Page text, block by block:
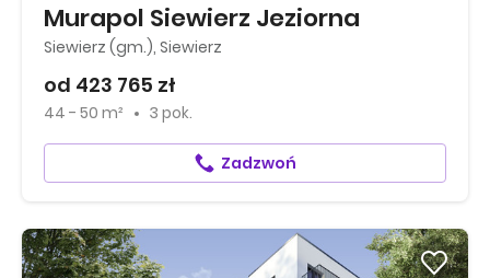
Murapol Siewierz Jeziorna
Siewierz (gm.), Siewierz
od 423 765 zł
44 - 50 m² 3 pok.
Zadzwoń